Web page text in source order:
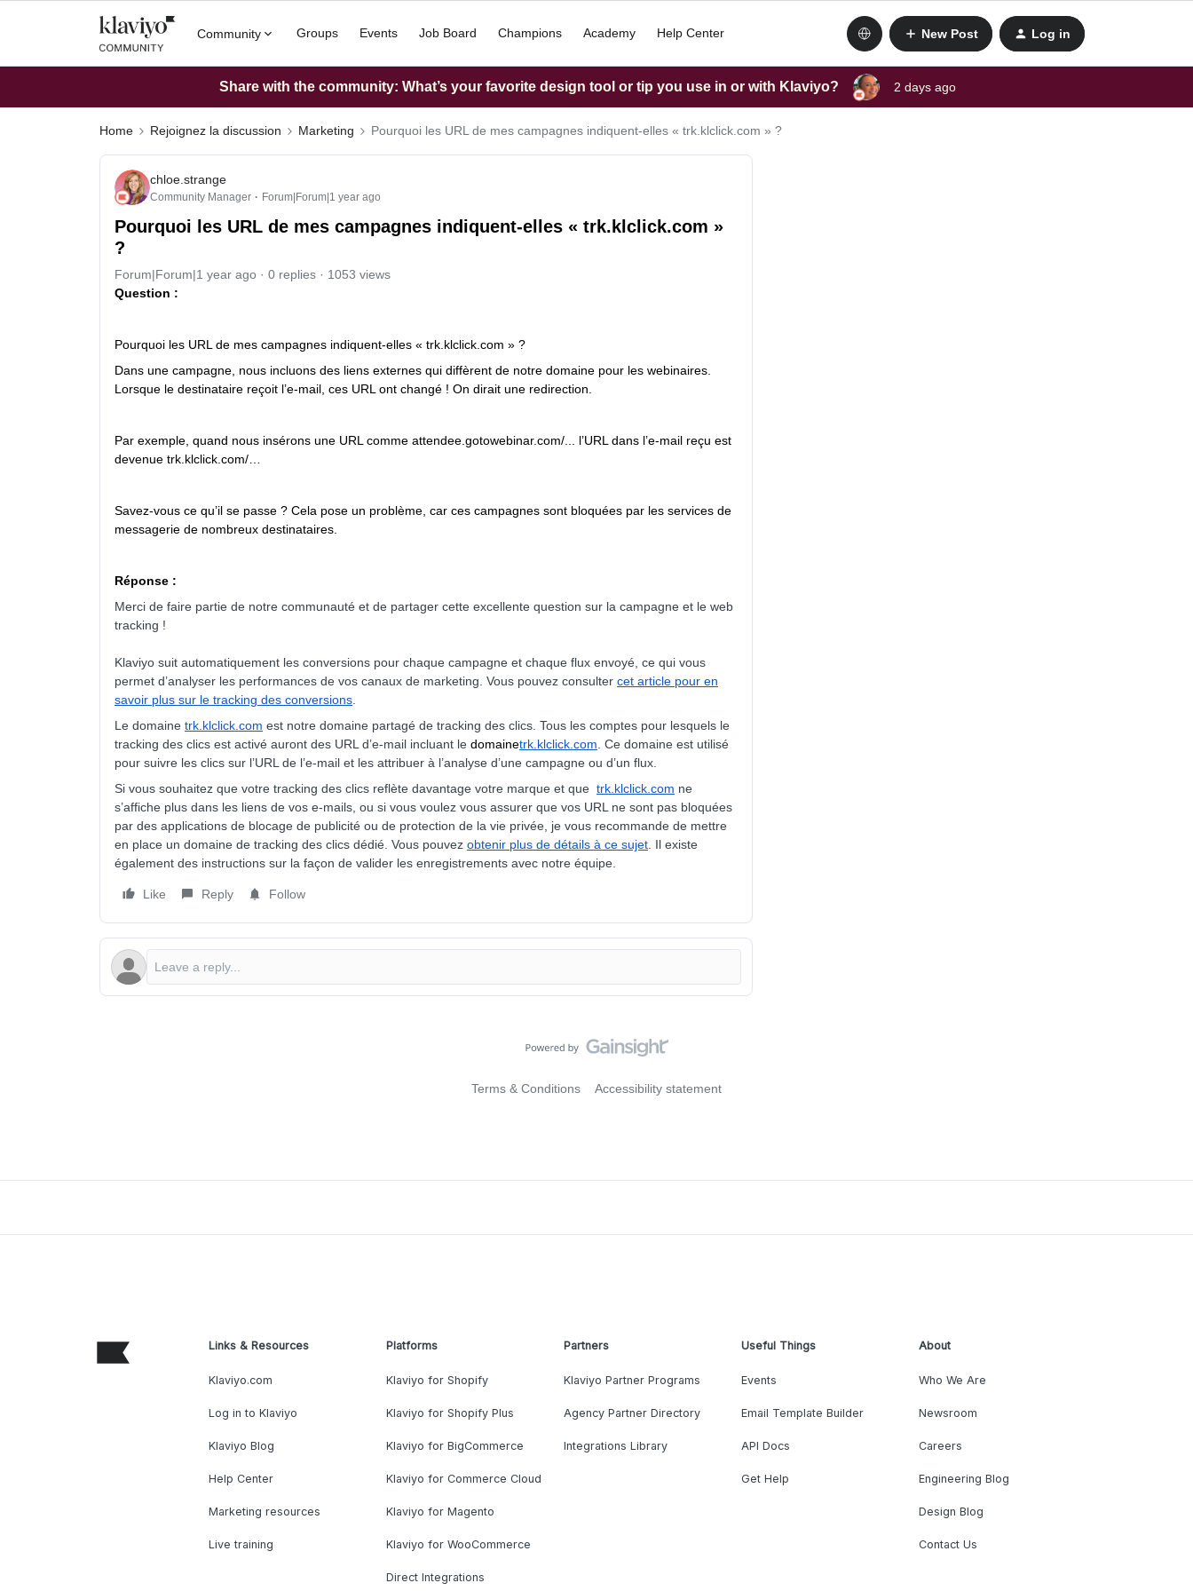
Community Groups Events Job Board Champions Academy Help Center New Post Log in
Share with the community: What’s your favorite design tool or tip you use in or with Klaviyo? 2 days ago
Home Rejoignez la discussion Marketing Pourquoi les URL de mes campagnes indiquent-elles « trk.klclick.com » ?
chloe.strange
Community Manager Forum|Forum|1 year ago
Pourquoi les URL de mes campagnes indiquent-elles « trk.klclick.com »
?
Forum|Forum|1 year ago 0 replies
1053 views
Question :
Pourquoi les URL de mes campagnes indiquent-elles « trk.klclick.com » ?
Dans une campagne, nous incluons des liens externes qui diffèrent de notre domaine pour les webinaires.
Lorsque le destinataire reçoit l’e-mail, ces URL ont changé ! On dirait une redirection.
Par exemple, quand nous insérons une URL comme attendee.gotowebinar.com/... l’URL dans l’e-mail reçu est
devenue trk.klclick.com/…
Savez-vous ce qu’il se passe ? Cela pose un problème, car ces campagnes sont bloquées par les services de
messagerie de nombreux destinataires.
Réponse :
Merci de faire partie de notre communauté et de partager cette excellente question sur la campagne et le web
tracking !
Klaviyo suit automatiquement les conversions pour chaque campagne et chaque flux envoyé, ce qui vous
permet d’analyser les performances de vos canaux de marketing. Vous pouvez consulter cet article pour en
savoir plus sur le tracking des conversions
Le domaine trk.klclick.com est notre domaine partagé de tracking des clics. Tous les comptes pour lesquels le
tracking des clics est activé auront des URL d’e-mail incluant le domainetrk.klclick.com . Ce domaine est utilisé
pour suivre les clics sur l’URL de l’e-mail et les attribuer à l’analyse d’une campagne ou d’un flux.
Si vous souhaitez que votre tracking des clics reflète davantage votre marque et que trk.klclick.com ne
s’affiche plus dans les liens de vos e-mails, ou si vous voulez vous assurer que vos URL ne sont pas bloquées
par des applications de blocage de publicité ou de protection de la vie privée, je vous recommande de mettre
en place un domaine de tracking des clics dédié. Vous pouvez obtenir plus de détails à ce sujet . Il existe
également des instructions sur la façon de valider les enregistrements avec notre équipe.
Like Reply Follow
Terms & Conditions Accessibility statement
Links & Resources
Klaviyo.com
Log in to Klaviyo
Klaviyo Blog
Help Center
Marketing resources
Live training
Platforms
Klaviyo for Shopify
Klaviyo for Shopify Plus
Klaviyo for BigCommerce
Klaviyo for Commerce Cloud
Klaviyo for Magento
Klaviyo for WooCommerce
Direct Integrations
Partners
Klaviyo Partner Programs
Agency Partner Directory
Integrations Library
Useful Things
Events
Email Template Builder
API Docs
Get Help
About
Who We Are
Newsroom
Careers
Engineering Blog
Design Blog
Contact Us